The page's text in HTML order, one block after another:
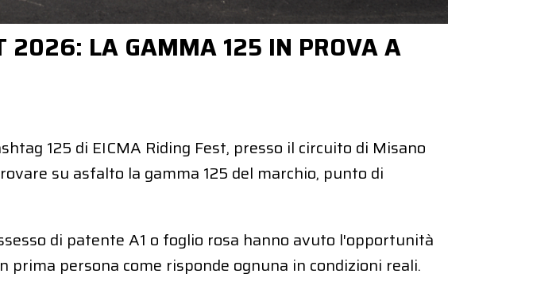
2026: LA GAMMA 125 IN PROVA A
125 di EICMA Riding Fest, presso il circuito di Misano
su asfalto la gamma 125 del marchio, punto di
di patente A1 o foglio rosa hanno avuto l'opportunità
prima persona come risponde ognuna in condizioni reali.